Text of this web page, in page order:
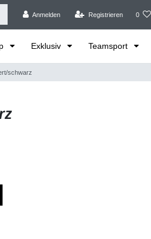
Anmelden Registrieren 0
Exklusiv Teamsport
schwarz